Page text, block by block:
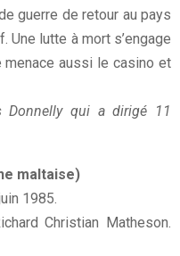
guerre de retour au pays
Une lutte à mort s’engage
menace aussi le casino et
Donnelly qui a dirigé 11
maltaise)
1985.
Christian Matheson.